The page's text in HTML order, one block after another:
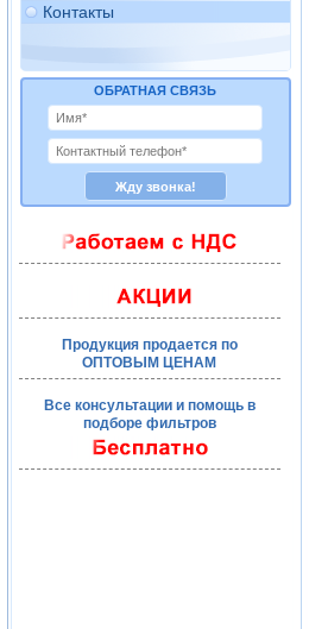
Контакты
ОБРАТНАЯ СВЯЗЬ
Продукция продается по
ОПТОВЫМ ЦЕНАМ
Все консультации и помощь в
подборе фильтров